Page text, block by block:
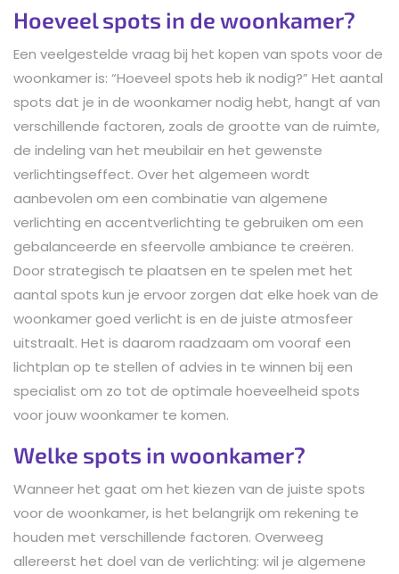
Hoeveel spots in de woonkamer?
Een veelgestelde vraag bij het kopen van spots voor de
woonkamer is: “Hoeveel spots heb ik nodig?” Het aantal
spots dat je in de woonkamer nodig hebt, hangt af van
verschillende factoren, zoals de grootte van de ruimte,
de indeling van het meubilair en het gewenste
verlichtingseffect. Over het algemeen wordt
aanbevolen om een combinatie van algemene
verlichting en accentverlichting te gebruiken om een
gebalanceerde en sfeervolle ambiance te creëren.
Door strategisch te plaatsen en te spelen met het
aantal spots kun je ervoor zorgen dat elke hoek van de
woonkamer goed verlicht is en de juiste atmosfeer
uitstraalt. Het is daarom raadzaam om vooraf een
lichtplan op te stellen of advies in te winnen bij een
specialist om zo tot de optimale hoeveelheid spots
voor jouw woonkamer te komen.
Welke spots in woonkamer?
Wanneer het gaat om het kiezen van de juiste spots
voor de woonkamer, is het belangrijk om rekening te
houden met verschillende factoren. Overweeg
allereerst het doel van de verlichting: wil je algemene